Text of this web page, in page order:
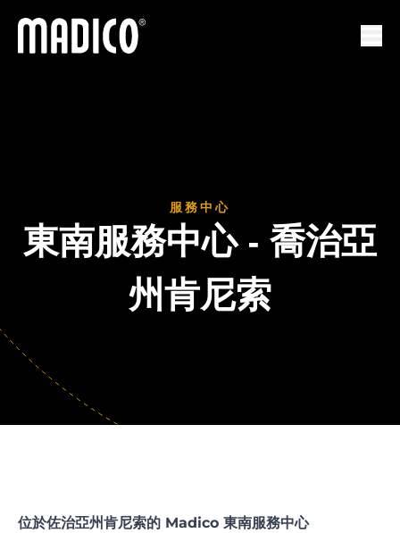
馬迪科
服務中心
東南服務中心 - 喬治亞
州肯尼索
位於佐治亞州肯尼索的 Madico 東南服務中心